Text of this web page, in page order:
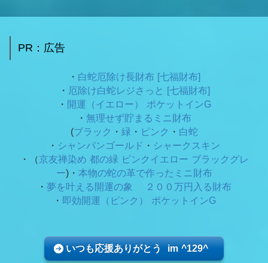
PR：広告
・ 白蛇厄除け長財布 [七福財布]
・ 厄除け白蛇レジさっと [七福財布]
・ 開運（イエロー） ポケットインG
・ 無理せず貯まるミニ財布
(ブラック ・ 緑 ・ ピンク ・ 白蛇
・ シャンパンゴールド ・ シャークスキン
・（京友禅染め 都の緑 ピンクイエロー ブラックグレ
ー)・ 本物の蛇の革で作ったミニ財布
・ 夢を叶える開運の象 ２００万円入る財布
・ 即効開運（ピンク） ポケットインG
いつも応援ありがとう im ^129^